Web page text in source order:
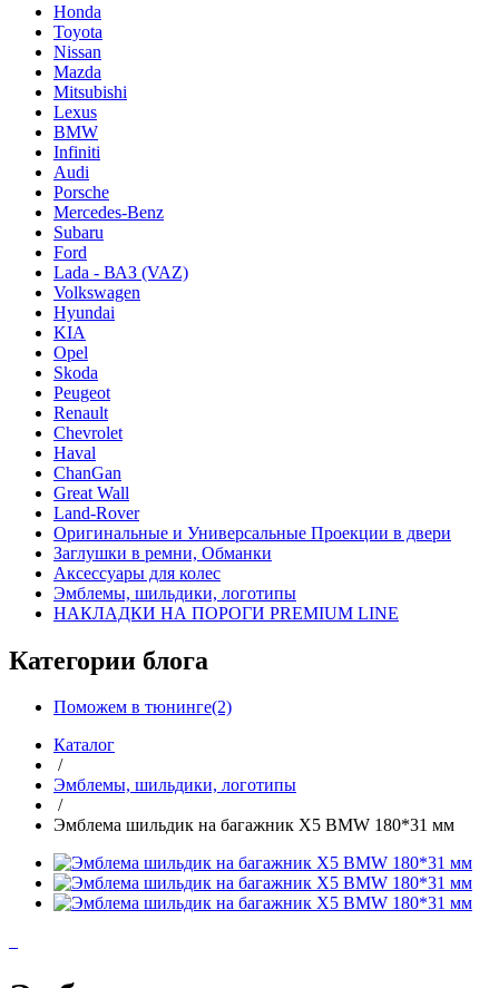
Honda
Toyota
Nissan
Mazda
Mitsubishi
Lexus
BMW
Infiniti
Audi
Porsche
Mercedes-Benz
Subaru
Ford
Lada - ВАЗ (VAZ)
Volkswagen
Hyundai
KIA
Opel
Skoda
Peugeot
Renault
Chevrolet
Haval
ChanGan
Great Wall
Land-Rover
Оригинальные и Универсальные Проекции в двери
Заглушки в ремни, Обманки
Аксессуары для колес
Эмблемы, шильдики, логотипы
НАКЛАДКИ НА ПОРОГИ PREMIUM LINE
Категории блога
Поможем в тюнинге(2)
Каталог
/
Эмблемы, шильдики, логотипы
/
Эмблема шильдик на багажник X5 BMW 180*31 мм